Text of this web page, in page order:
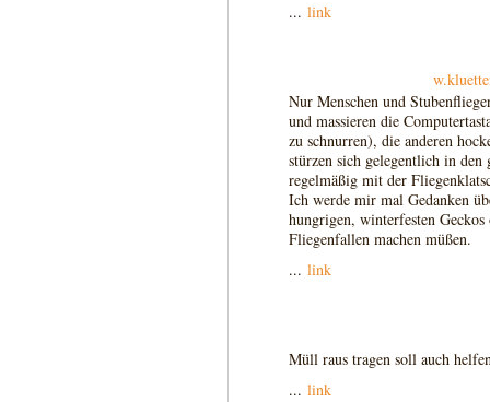
... link
Nur Menschen und
und massieren die
zu schnurren), die anderen
stürzen sich gelegentlich in den
regelmäßig mit der
Ich werde mir mal Gedanken
hungrigen, winterfesten
Fliegenfallen machen müßen.
... link
Müll raus tragen soll auch
... link